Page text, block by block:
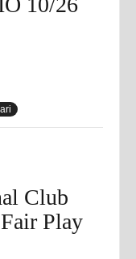
Club
Play